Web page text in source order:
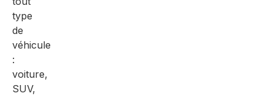
type
de
véhicule
:
voiture,
SUV,